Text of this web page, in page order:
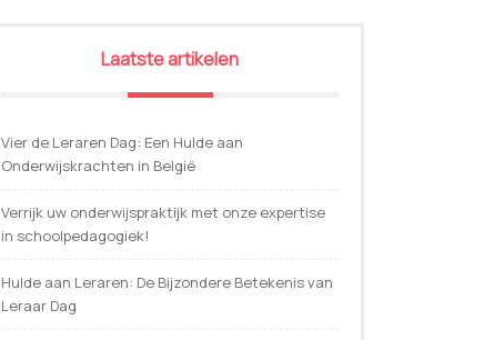
Laatste artikelen
Vier de Leraren Dag: Een Hulde aan
Onderwijskrachten in België
Verrijk uw onderwijspraktijk met onze expertise
in schoolpedagogiek!
Hulde aan Leraren: De Bijzondere Betekenis van
Leraar Dag